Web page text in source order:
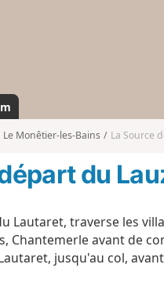
Le Monêtier-les-Bains La Source
du
Lautaret, traverse les
Chantemerle avant de
jusqu'au col,